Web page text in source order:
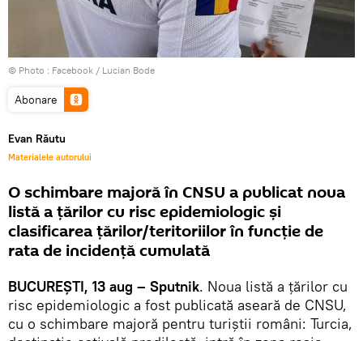
© Photo : Facebook / Lucian Bode
Abonare
Evan Răutu
Materialele autorului
O schimbare majoră în CNSU a publicat noua
listă a țărilor cu risc epidemiologic și
clasificarea țărilor/teritoriilor în funcție de
rata de incidență cumulată
BUCUREȘTI, 13 aug – Sputnik. Noua listă a țărilor cu
risc epidemiologic a fost publicată aseară de CNSU,
cu o schimbare majoră pentru turiștii români: Turcia,